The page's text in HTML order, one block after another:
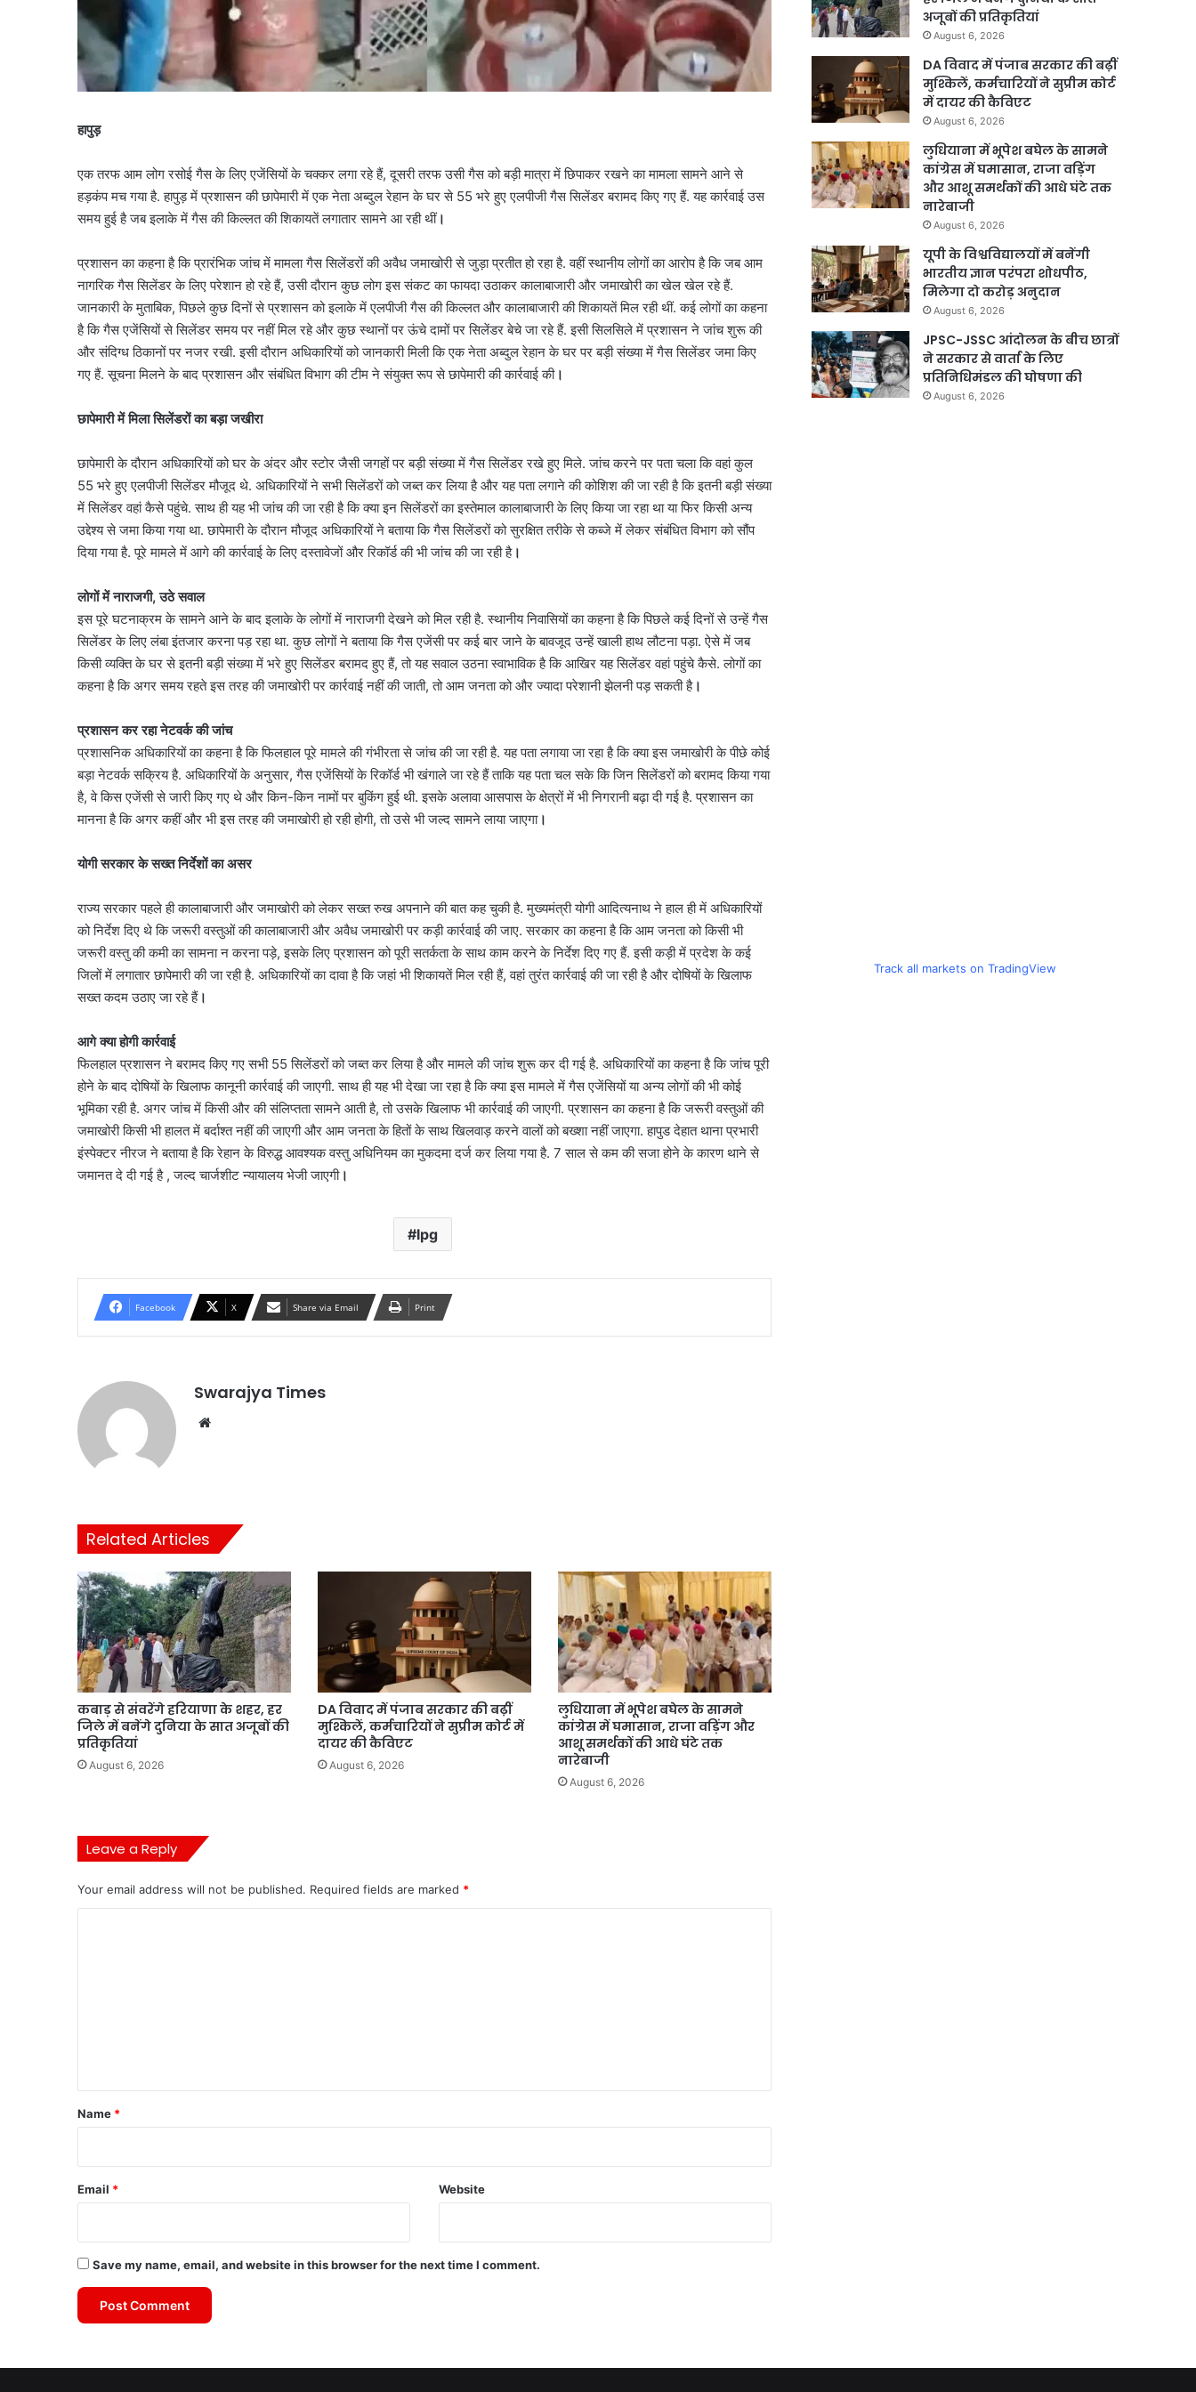
हापुड़
एक तरफ आम लोग रसोई गैस के लिए एजेंसियों के चक्कर लगा रहे हैं, दूसरी तरफ उसी गैस को बड़ी मात्रा में छिपाकर रखने का मामला सामने आने से
हड़कंप मच गया है. हापुड़ में प्रशासन की छापेमारी में एक नेता अब्दुल रेहान के घर से 55 भरे हुए एलपीजी गैस सिलेंडर बरामद किए गए हैं. यह कार्रवाई उस
समय हुई है जब इलाके में गैस की किल्लत की शिकायतें लगातार सामने आ रही थीं।
प्रशासन का कहना है कि प्रारंभिक जांच में मामला गैस सिलेंडरों की अवैध जमाखोरी से जुड़ा प्रतीत हो रहा है. वहीं स्थानीय लोगों का आरोप है कि जब आम
नागरिक गैस सिलेंडर के लिए परेशान हो रहे हैं, उसी दौरान कुछ लोग इस संकट का फायदा उठाकर कालाबाजारी और जमाखोरी का खेल खेल रहे हैं.
जानकारी के मुताबिक, पिछले कुछ दिनों से प्रशासन को इलाके में एलपीजी गैस की किल्लत और कालाबाजारी की शिकायतें मिल रही थीं. कई लोगों का कहना
है कि गैस एजेंसियों से सिलेंडर समय पर नहीं मिल रहे और कुछ स्थानों पर ऊंचे दामों पर सिलेंडर बेचे जा रहे हैं. इसी सिलसिले में प्रशासन ने जांच शुरू की
और संदिग्ध ठिकानों पर नजर रखी. इसी दौरान अधिकारियों को जानकारी मिली कि एक नेता अब्दुल रेहान के घर पर बड़ी संख्या में गैस सिलेंडर जमा किए
गए हैं. सूचना मिलने के बाद प्रशासन और संबंधित विभाग की टीम ने संयुक्त रूप से छापेमारी की कार्रवाई की।
छापेमारी में मिला सिलेंडरों का बड़ा जखीरा
छापेमारी के दौरान अधिकारियों को घर के अंदर और स्टोर जैसी जगहों पर बड़ी संख्या में गैस सिलेंडर रखे हुए मिले. जांच करने पर पता चला कि वहां कुल
55 भरे हुए एलपीजी सिलेंडर मौजूद थे. अधिकारियों ने सभी सिलेंडरों को जब्त कर लिया है और यह पता लगाने की कोशिश की जा रही है कि इतनी बड़ी संख्या
में सिलेंडर वहां कैसे पहुंचे. साथ ही यह भी जांच की जा रही है कि क्या इन सिलेंडरों का इस्तेमाल कालाबाजारी के लिए किया जा रहा था या फिर किसी अन्य
उद्देश्य से जमा किया गया था. छापेमारी के दौरान मौजूद अधिकारियों ने बताया कि गैस सिलेंडरों को सुरक्षित तरीके से कब्जे में लेकर संबंधित विभाग को सौंप
दिया गया है. पूरे मामले में आगे की कार्रवाई के लिए दस्तावेजों और रिकॉर्ड की भी जांच की जा रही है।
लोगों में नाराजगी, उठे सवाल
इस पूरे घटनाक्रम के सामने आने के बाद इलाके के लोगों में नाराजगी देखने को मिल रही है. स्थानीय निवासियों का कहना है कि पिछले कई दिनों से उन्हें गैस
सिलेंडर के लिए लंबा इंतजार करना पड़ रहा था. कुछ लोगों ने बताया कि गैस एजेंसी पर कई बार जाने के बावजूद उन्हें खाली हाथ लौटना पड़ा. ऐसे में जब
किसी व्यक्ति के घर से इतनी बड़ी संख्या में भरे हुए सिलेंडर बरामद हुए हैं, तो यह सवाल उठना स्वाभाविक है कि आखिर यह सिलेंडर वहां पहुंचे कैसे. लोगों का
कहना है कि अगर समय रहते इस तरह की जमाखोरी पर कार्रवाई नहीं की जाती, तो आम जनता को और ज्यादा परेशानी झेलनी पड़ सकती है।
प्रशासन कर रहा नेटवर्क की जांच
प्रशासनिक अधिकारियों का कहना है कि फिलहाल पूरे मामले की गंभीरता से जांच की जा रही है. यह पता लगाया जा रहा है कि क्या इस जमाखोरी के पीछे कोई
बड़ा नेटवर्क सक्रिय है. अधिकारियों के अनुसार, गैस एजेंसियों के रिकॉर्ड भी खंगाले जा रहे हैं ताकि यह पता चल सके कि जिन सिलेंडरों को बरामद किया गया
है, वे किस एजेंसी से जारी किए गए थे और किन-किन नामों पर बुकिंग हुई थी. इसके अलावा आसपास के क्षेत्रों में भी निगरानी बढ़ा दी गई है. प्रशासन का
मानना है कि अगर कहीं और भी इस तरह की जमाखोरी हो रही होगी, तो उसे भी जल्द सामने लाया जाएगा।
योगी सरकार के सख्त निर्देशों का असर
राज्य सरकार पहले ही कालाबाजारी और जमाखोरी को लेकर सख्त रुख अपनाने की बात कह चुकी है. मुख्यमंत्री योगी आदित्यनाथ ने हाल ही में अधिकारियों
को निर्देश दिए थे कि जरूरी वस्तुओं की कालाबाजारी और अवैध जमाखोरी पर कड़ी कार्रवाई की जाए. सरकार का कहना है कि आम जनता को किसी भी
जरूरी वस्तु की कमी का सामना न करना पड़े, इसके लिए प्रशासन को पूरी सतर्कता के साथ काम करने के निर्देश दिए गए हैं. इसी कड़ी में प्रदेश के कई
जिलों में लगातार छापेमारी की जा रही है. अधिकारियों का दावा है कि जहां भी शिकायतें मिल रही हैं, वहां तुरंत कार्रवाई की जा रही है और दोषियों के खिलाफ
सख्त कदम उठाए जा रहे हैं।
आगे क्या होगी कार्रवाई
फिलहाल प्रशासन ने बरामद किए गए सभी 55 सिलेंडरों को जब्त कर लिया है और मामले की जांच शुरू कर दी गई है. अधिकारियों का कहना है कि जांच पूरी
होने के बाद दोषियों के खिलाफ कानूनी कार्रवाई की जाएगी. साथ ही यह भी देखा जा रहा है कि क्या इस मामले में गैस एजेंसियों या अन्य लोगों की भी कोई
भूमिका रही है. अगर जांच में किसी और की संलिप्तता सामने आती है, तो उसके खिलाफ भी कार्रवाई की जाएगी. प्रशासन का कहना है कि जरूरी वस्तुओं की
जमाखोरी किसी भी हालत में बर्दाश्त नहीं की जाएगी और आम जनता के हितों के साथ खिलवाड़ करने वालों को बख्शा नहीं जाएगा. हापुड देहात थाना प्रभारी
इंस्पेक्टर नीरज ने बताया है कि रेहान के विरुद्ध आवश्यक वस्तु अधिनियम का मुकदमा दर्ज कर लिया गया है. 7 साल से कम की सजा होने के कारण थाने से
जमानत दे दी गई है , जल्द चार्जशीट न्यायालय भेजी जाएगी।
lpg
Facebook X Share via Email Print
Swarajya Times
Related Articles
कबाड़ से संवरेंगे हरियाणा के शहर, हर
जिले में बनेंगे दुनिया के सात अजूबों की
प्रतिकृतियां
August 6, 2026
DA विवाद में पंजाब सरकार की बढ़ीं
मुश्किलें, कर्मचारियों ने सुप्रीम कोर्ट में
दायर की कैविएट
August 6, 2026
लुधियाना में भूपेश बघेल के सामने
कांग्रेस में घमासान, राजा वड़िंग और
आशू समर्थकों की आधे घंटे तक
नारेबाजी
August 6, 2026
Leave a Reply
Your email address will not be published. Required fields are marked *
*
Name *
Email * Website
Save my name, email, and website in this browser for the next time I comment.
अजूबों की प्रतिकृतियां
August 6, 2026
DA विवाद में पंजाब सरकार की बढ़ीं
मुश्किलें, कर्मचारियों ने सुप्रीम कोर्ट
में दायर की कैविएट
August 6, 2026
लुधियाना में भूपेश बघेल के सामने
कांग्रेस में घमासान, राजा वड़िंग
और आशू समर्थकों की आधे घंटे तक
नारेबाजी
August 6, 2026
यूपी के विश्वविद्यालयों में बनेंगी
भारतीय ज्ञान परंपरा शोधपीठ,
मिलेगा दो करोड़ अनुदान
August 6, 2026
JPSC-JSSC आंदोलन के बीच छात्रों
ने सरकार से वार्ता के लिए
प्रतिनिधिमंडल की घोषणा की
August 6, 2026
Track all markets on TradingView